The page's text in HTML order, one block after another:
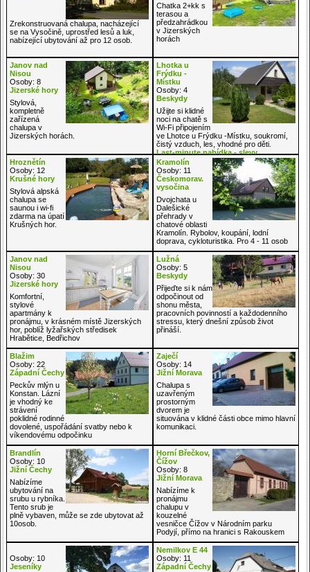
Zrekonstruovaná chalupa, nacházející
se na Vysočině, uprostřed lesů a luk,
nabízející ubytování až pro 12 osob.
Chatka 2+kk s
terasou a
předzahrádkou
v Jizerských
horách
Janov nad
Nisou
Osoby: 8
Jizerské hory
Stylová,
kompletně
zařízená
chalupa v
Jizerských horách.
Lhotka u
Frýdku -
Místku
Osoby: 4
Beskydy
Užijte si klidné
noci na chatě s
Wi-Fi připojením
ve Lhotce u Frýdku -Místku, soukromí,
čistý vzduch, les, vhodné pro děti.
Last-minute nabídka - slevy
Hroznětín
Osoby: 12
Krušné hory
Stylová alpská
chalupa se
saunou i wi-fi
zdarma na úpatí
Krušných hor.
Kramolín
Osoby: 11
Českomorav.
vysočina
Dvojchata u
Dalešické
přehrady v
chatové oblasti
Kramolín. Rybolov, koupání, lodní
doprava, cykloturistika. Pro 4 - 11 osob
Janov nad
Nisou
Osoby: 30
Jizerské hory
Komfortní,
stylové
apartmány k
pronájmu, v krásném místě Jizerských
hor, poblíž lyžařských středisek
Hrabětice, Bedřichov
Lužná
Osoby: 5
Beskydy
Přijeďte si k nám
odpočinout od
shonu města,
pracovních povinností a každodenního
stressu, který dnešní způsob život
přináší.
Blažim
Osoby: 22
Západní Čechy
Peckův mlýn u
Konstan. Lázní
je vhodný ke
strávení
poklidné rodinné
dovolené, uspořádání svatby nebo k
víkendovému odpočinku
Zaječí
Osoby: 14
Jižní Morava
Chalupa s
uzavřeným
prostorným
dvorem je
situována v klidné části obce mimo hlavní
komunikaci.
Brandlín
Osoby: 10
Jižní Čechy
Nabízíme
ubytování na
srubu u rybníka.
Tento srub je
plně vybaven, může se zde ubytovat až
10osob.
Horní Břečkov,
Čížov
Osoby: 8
Jižní Morava
Nabízíme k
pronájmu
chalupu v
kouzelné
vesničce Čížov v Národním parku
Podyjí, přímo na hranici s Rakouskem
Osoby: 10
Jeseníky
Nemilkov E 44
Osoby: 11
Západní Čechy